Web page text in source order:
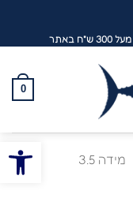
פתח
0
מידה 3.5